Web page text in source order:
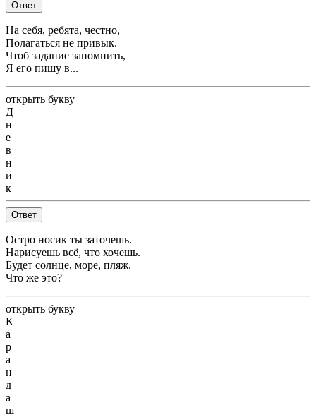
Ответ
На себя, ребята, честно,
Полагаться не привык.
Чтоб задание запомнить,
Я его пишу в...
открыть букву
Д
н
е
в
н
и
к
Ответ
Остро носик ты заточешь.
Нарисуешь всё, что хочешь.
Будет солнце, море, пляж.
Что же это?
открыть букву
К
а
р
а
н
д
а
ш